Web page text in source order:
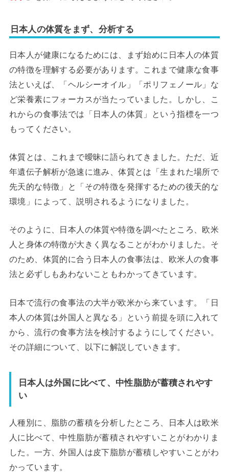
日本人の体質をまず、分析する
日本人が健康になるためには、まず始めに日本人の体質
の特徴を理解する必要があります。これまで健康な食事
法といえば、「ヘルシーオイル」「ポリフェノール」な
ど栄養素にフォーカスが当たっていました。しかし、こ
れからの食事法では「日本人の体質」という指標を一つ
もってください。
体質とは、これまで曖昧に語られてきました。ただ、近
年遺伝子解析が急速に進み、体質とは「生まれた場所で
先天的な特徴」と「その特徴を発揮するための後天的な
環境」によって、説明されるようになりました。
そのように、日本人の体質や特徴を調べたところ、欧米
人と身体の特徴が大きく異なることがわかりました。そ
のため、体質的に合う日本人の食事法は、欧米人の食事
法と必ずしもあわないこともわかってきています。
日本で流行の食事法の大半が欧米から来ています。「日
本人の体質は外国人と異なる」という前提を頭に入れて
から、流行の食事方法を検討するようにしてください。
その詳細について、以下に解説していきます。
日本人は外国に比べて、中性脂肪が蓄積されやす
い
人種別に、脂肪の蓄積を分析したところ、日本人は欧米
人に比べて、中性脂肪が蓄積されやすいことがわかりま
した。一方、外国人は皮下脂肪が蓄積しやすいことがわ
かっています。